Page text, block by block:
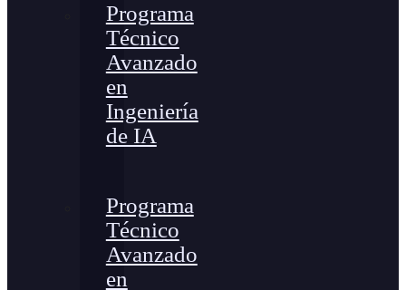
Programa
Técnico
Avanzado
en
Ingeniería
de IA
Programa
Técnico
Avanzado
en